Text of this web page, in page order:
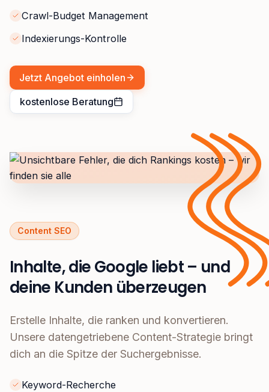
Crawl-Budget Management
Indexierungs-Kontrolle
Jetzt Angebot einholen
kostenlose Beratung
Content SEO
Inhalte, die Google liebt – und
deine Kunden überzeugen
Erstelle Inhalte, die ranken und konvertieren.
Unsere datengetriebene Content-Strategie bringt
dich an die Spitze der Suchergebnisse.
Keyword-Recherche